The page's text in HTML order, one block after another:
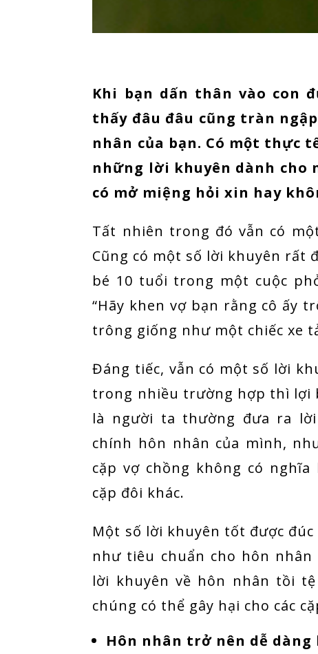
Khi bạn dấn thân vào con
thấy đâu đâu cũng tràn
nhân của bạn. Có một thực
những lời khuyên dành cho
có mở miệng hỏi xin hay
Tất nhiên trong đó vẫn có
Cũng có một số lời khuyên rất
bé 10 tuổi trong một cuộc
“Hãy khen vợ bạn rằng cô ấy
trông giống như một chiếc xe
Đáng tiếc, vẫn có một số lời
trong nhiều trường hợp thì lợi
là người ta thường đưa ra
chính hôn nhân của mình,
cặp vợ chồng không có
cặp đôi khác.
Một số lời khuyên tốt được
như tiêu chuẩn cho hôn
lời khuyên về hôn nhân tồi
chúng có thể gây hại cho các
Hôn nhân trở nên dễ